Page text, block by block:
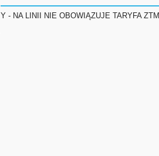
Y - NA LINII NIE OBOWIĄZUJE TARYFA ZTM